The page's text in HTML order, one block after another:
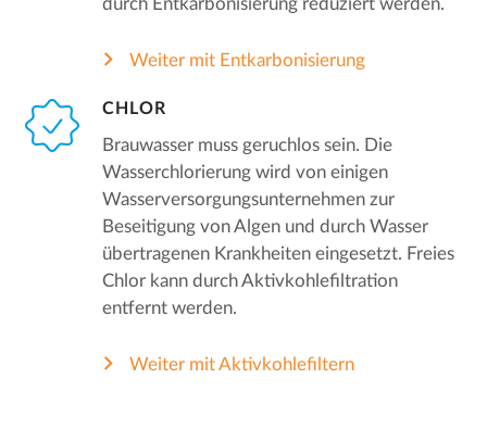
durch Entkarbonisierung reduziert werden.
Weiter mit Entkarbonisierung
CHLOR
Brauwasser muss geruchlos sein. Die
Wasserchlorierung wird von einigen
Wasserversorgungsunternehmen zur
Beseitigung von Algen und durch Wasser
übertragenen Krankheiten eingesetzt. Freies
Chlor kann durch Aktivkohlefiltration
entfernt werden.
Weiter mit Aktivkohlefiltern